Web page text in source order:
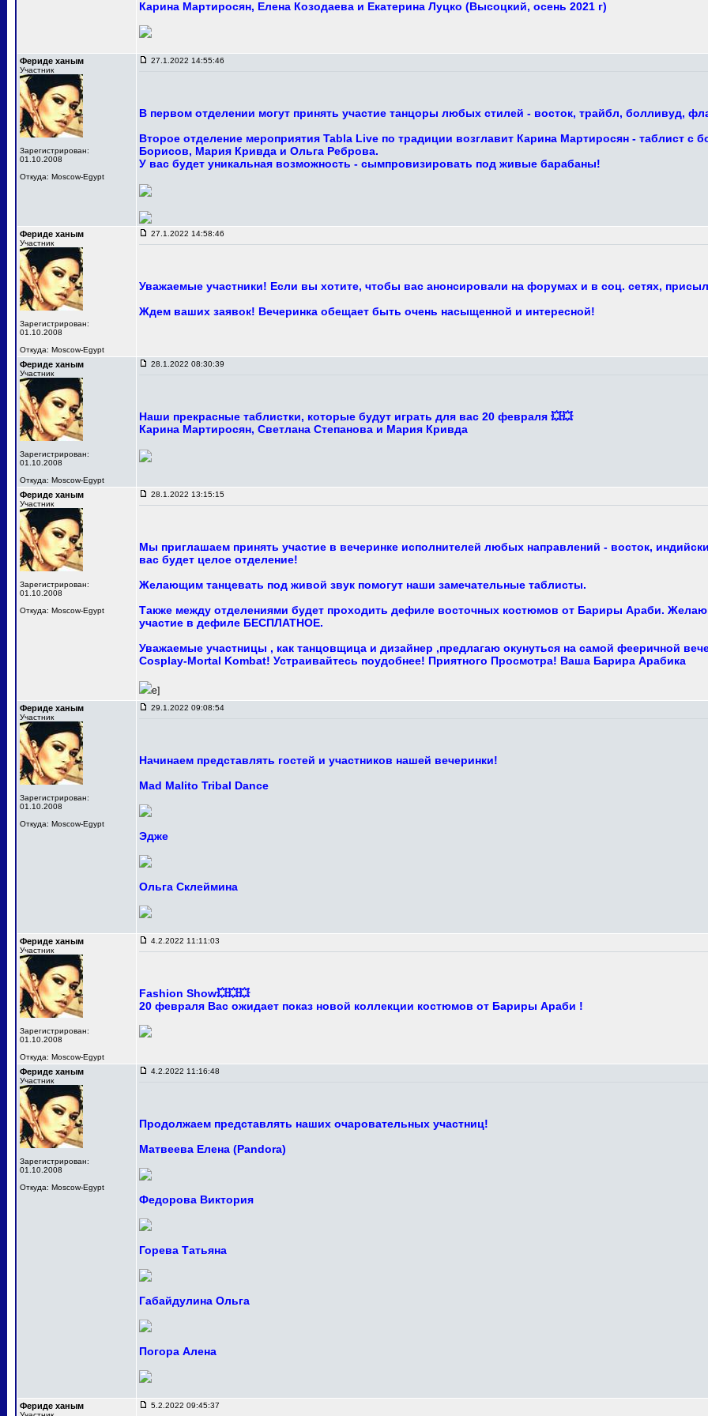
Карина Мартиросян, Елена Козодаева и Екатерина Луцко (Высоцкий, осень 2021 г)
Фериде ханым
Участник
Зарегистрирован:
01.10.2008
Откуда: Moscow-Egypt
27.1.2022 14:55:46
В первом отделении могут принять участие танцоры любых стилей - восток, трайбл, болливуд,
Второе отделение мероприятия Tabla Live по традиции возглавит Карина Мартиросян - таблист
Борисов, Мария Кривда и Ольга Реброва.
У вас будет уникальная возможность - сымпровизировать под живые барабаны!
Фериде ханым
Участник
Зарегистрирован:
01.10.2008
Откуда: Moscow-Egypt
27.1.2022 14:58:46
Уважаемые участники! Если вы хотите, чтобы вас анонсировали на форумах и в соц. сетях,
Ждем ваших заявок! Вечеринка обещает быть очень насыщенной и интересной!
Фериде ханым
Участник
Зарегистрирован:
01.10.2008
Откуда: Moscow-Egypt
28.1.2022 08:30:39
Наши прекрасные таблистки, которые будут играть для вас 20 февраля 💥💥
Карина Мартиросян, Светлана Степанова и Мария Кривда
Фериде ханым
Участник
Зарегистрирован:
01.10.2008
Откуда: Moscow-Egypt
28.1.2022 13:15:15
Мы приглашаем принять участие в вечеринке исполнителей любых направлений - восток,
вас будет целое отделение!
Желающим танцевать под живой звук помогут наши замечательные таблисты.
Также между отделениями будет проходить дефиле восточных костюмов от Бариры Араби.
участие в дефиле БЕСПЛАТНОЕ.
Уважаемые участницы , как танцовщица и дизайнер ,предлагаю окунуться на самой фееричной
Cosplay-Mortal Kombat! Устраивайтесь поудобнее! Приятного Просмотра! Ваша Барира Арабика
e]
Фериде ханым
Участник
Зарегистрирован:
01.10.2008
Откуда: Moscow-Egypt
29.1.2022 09:08:54
Начинаем представлять гостей и участников нашей вечеринки!
Mad Malito Tribal Dance
Эдже
Ольга Склеймина
Фериде ханым
Участник
Зарегистрирован:
01.10.2008
Откуда: Moscow-Egypt
4.2.2022 11:11:03
Fashion Show💥💥💥
20 февраля Вас ожидает показ новой коллекции костюмов от Бариры Араби !
Фериде ханым
Участник
Зарегистрирован:
01.10.2008
Откуда: Moscow-Egypt
4.2.2022 11:16:48
Продолжаем представлять наших очаровательных участниц!
Матвеева Елена (Pandora)
Федорова Виктория
Горева Татьяна
Габайдулина Ольга
Погора Алена
Фериде ханым 5.2.2022 09:45:37